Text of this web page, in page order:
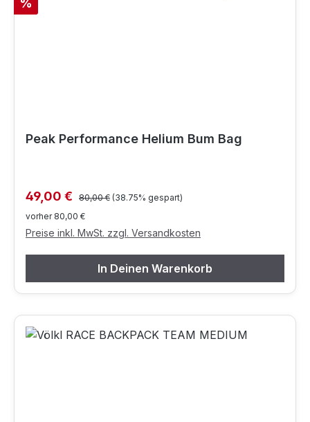
%
Peak Performance Helium Bum Bag
Verkaufspreis:
49,00 € Regulärer Preis:
80,00 € (38.75% gespart)
vorher 80,00 €
Preise inkl. MwSt. zzgl. Versandkosten
In Deinen Warenkorb